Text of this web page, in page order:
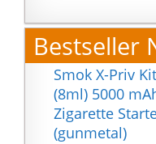
Bestseller
Smok X-Priv
(8ml) 5000
Zigarette
(gunmetal)